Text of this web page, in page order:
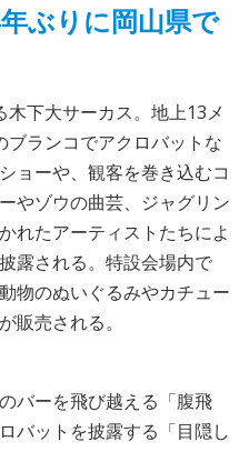
ぶりに岡山県で
下大サーカス。地上13メ
ランコでアクロバットな
ョーや、観客を巻き込むコ
やゾウの曲芸、ジャグリン
れたアーティストたちによ
露される。特設会場内で
物のぬいぐるみやカチュー
販売される。
バーを飛び越える「腹飛
バットを披露する「目隠し